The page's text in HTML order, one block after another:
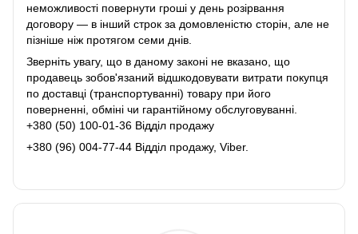
неможливості повернути гроші у день розірвання
договору ― в інший строк за домовленістю сторін, але не
пізніше ніж протягом семи днів.
Зверніть увагу, що в даному законі не вказано, що
продавець зобов'язаний відшкодовувати витрати покупця
по доставці (транспортуванні) товару при його
поверненні, обміні чи гарантійному обслуговуванні.
+380 (50) 100-01-36 Відділ продажу
+380 (96) 004-77-44 Відділ продажу, Viber.